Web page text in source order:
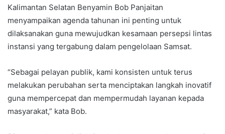
Kalimantan Selatan Benyamin Bob Panjaitan
menyampaikan agenda tahunan ini penting untuk
dilaksanakan guna mewujudkan kesamaan persepsi lintas
instansi yang tergabung dalam pengelolaan Samsat.
“Sebagai pelayan publik, kami konsisten untuk terus
melakukan perubahan serta menciptakan langkah inovatif
guna mempercepat dan mempermudah layanan kepada
masyarakat,” kata Bob.